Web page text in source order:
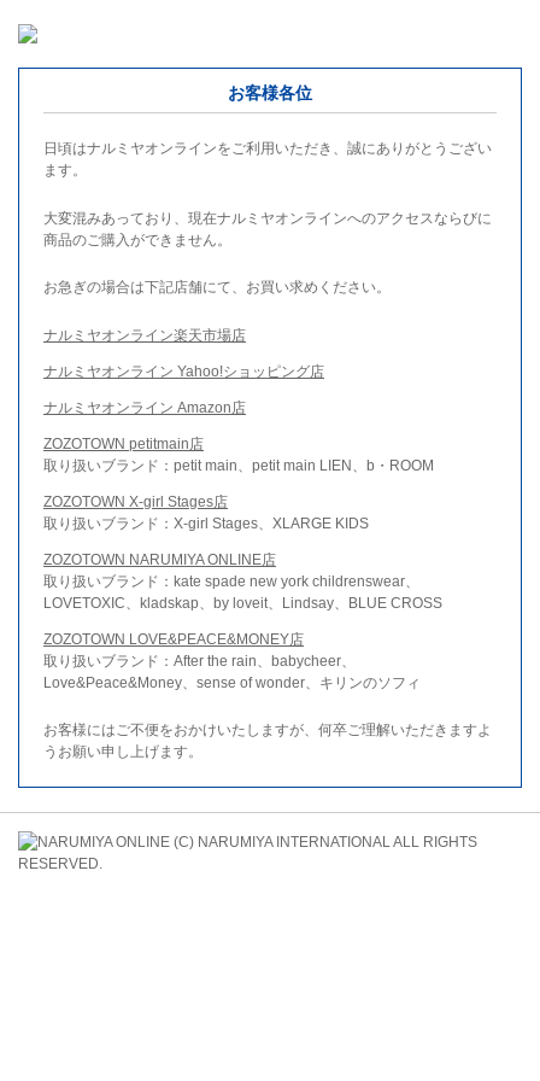
お客様各位
日頃はナルミヤオンラインをご利用いただき、誠にありがとうござい
ます。
大変混みあっており、現在ナルミヤオンラインへのアクセスならびに
商品のご購入ができません。
お急ぎの場合は下記店舗にて、お買い求めください。
ナルミヤオンライン楽天市場店
ナルミヤオンライン Yahoo!ショッピング店
ナルミヤオンライン Amazon店
ZOZOTOWN petitmain店
取り扱いブランド：petit main、petit main LIEN、b・ROOM
ZOZOTOWN X-girl Stages店
取り扱いブランド：X-girl Stages、XLARGE KIDS
ZOZOTOWN NARUMIYA ONLINE店
取り扱いブランド：kate spade new york childrenswear、
LOVETOXIC、kladskap、by loveit、Lindsay、BLUE CROSS
ZOZOTOWN LOVE&PEACE&MONEY店
取り扱いブランド：After the rain、babycheer、
Love&Peace&Money、sense of wonder、キリンのソフィ
お客様にはご不便をおかけいたしますが、何卒ご理解いただきますよ
うお願い申し上げます。